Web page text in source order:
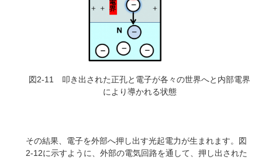
図2-11 叩き出された正孔と電子が各々の世界へと内部電界
により導かれる状態
その結果、電子を外部へ押し出す光起電力が生まれます。図
2-12に示すように、外部の電気回路を通して、押し出された